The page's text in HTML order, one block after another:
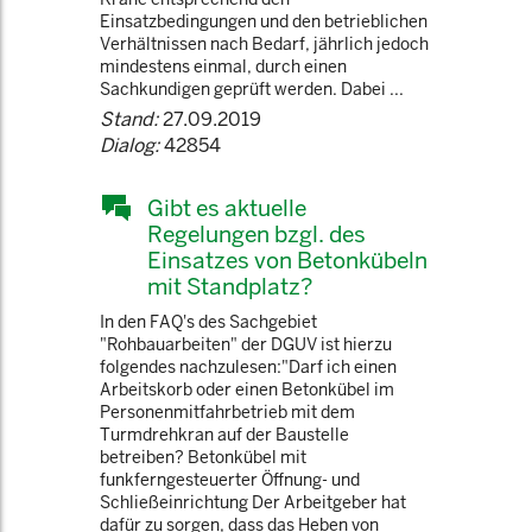
Einsatzbedingungen und den betrieblichen
Verhältnissen nach Bedarf, jährlich jedoch
mindestens einmal, durch einen
Sachkundigen geprüft werden. Dabei ...
Stand:27.09.2019
Dialog:42854
Gibt es aktuelle
Regelungen bzgl. des
Einsatzes von Betonkübeln
mit Standplatz?
In den FAQ's des Sachgebiet
"Rohbauarbeiten" der DGUV ist hierzu
folgendes nachzulesen:"Darf ich einen
Arbeitskorb oder einen Betonkübel im
Personenmitfahrbetrieb mit dem
Turmdrehkran auf der Baustelle
betreiben? Betonkübel mit
funkferngesteuerter Öffnung- und
Schließeinrichtung Der Arbeitgeber hat
dafür zu sorgen, dass das Heben von